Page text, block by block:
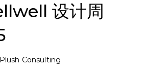
设计周
Consulting